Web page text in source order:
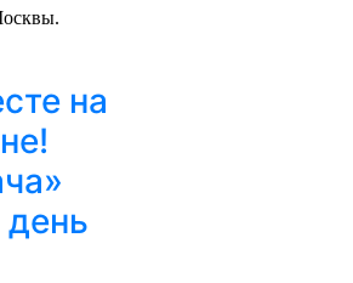
на
день